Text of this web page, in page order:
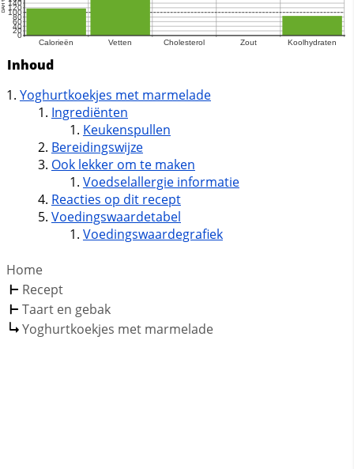
Inhoud
Yoghurtkoekjes met marmelade
Ingrediënten
Keukenspullen
Bereidingswijze
Ook lekker om te maken
Voedselallergie informatie
Reacties op dit recept
Voedingswaardetabel
Voedingswaardegrafiek
Home
Recept
Taart en gebak
Yoghurtkoekjes met marmelade